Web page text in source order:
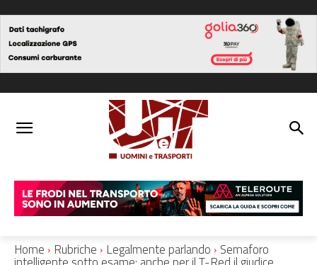
Home Rubriche Legalmente parlando Semaforo